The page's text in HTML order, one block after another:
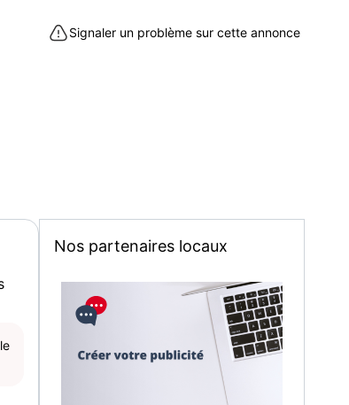
Signaler un problème sur cette annonce
Nos partenaires locaux